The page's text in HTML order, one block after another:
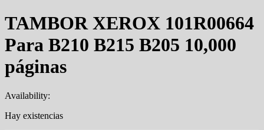
TAMBOR XEROX 101R00664
Para B210 B215 B205 10,000
páginas
Availability:
Hay existencias